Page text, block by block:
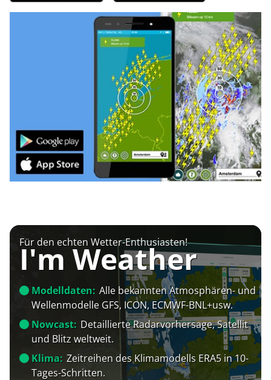
Für den echten Wetter-Enthusiasten!
I'm Weather
Modelldaten: Alle bekannten Atmosphären- und
Wellenmodelle GFS, ICON, ECMWF-BNL+usw.
Nowcast: Detaillierte Radarvorhersage, Satellit
und Blitz weltweit.
Klima: Zeitreihen des Klimamodells ERA5 in 10-
Tages-Schritten.